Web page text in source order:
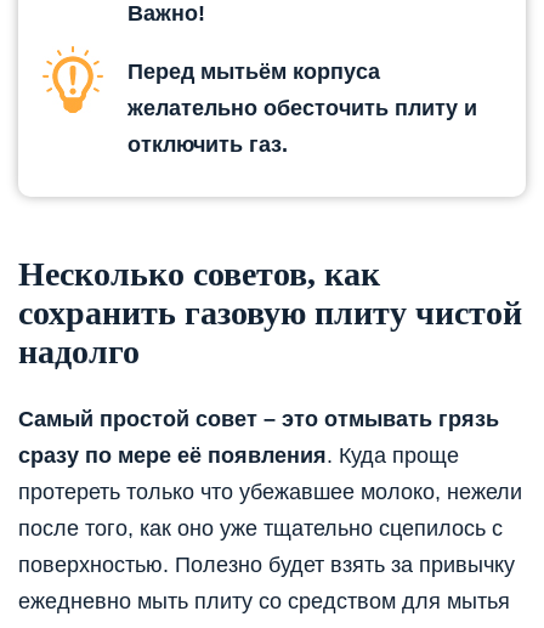
Важно!
Перед мытьём корпуса
желательно обесточить плиту и
отключить газ.
Несколько советов, как
сохранить газовую плиту чистой
надолго
Самый простой совет – это отмывать грязь
сразу по мере её появления. Куда проще
протереть только что убежавшее молоко, нежели
после того, как оно уже тщательно сцепилось с
поверхностью. Полезно будет взять за привычку
ежедневно мыть плиту со средством для мытья